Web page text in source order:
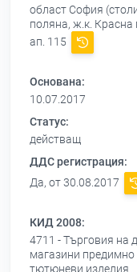
област София
поляна, ж.к. Красна
ап. 115
Основана:
10.07.2017
Статус:
действащ
ДДС регистрация:
Да, от 30.08.2017
КИД 2008:
4711 - Търговия на
магазини предимно
тютюневи изделия